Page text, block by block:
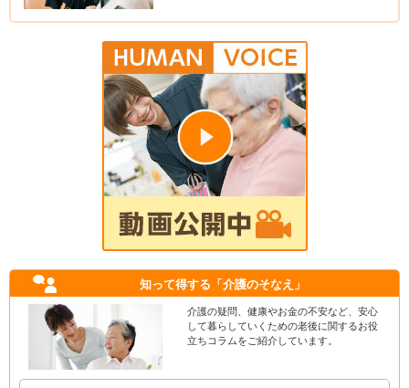
知って得する 「介護のそなえ」
介護の疑問、健康やお金の不安など、安心
して暮らしていくための老後に関するお役
立ちコラムをご紹介しています。